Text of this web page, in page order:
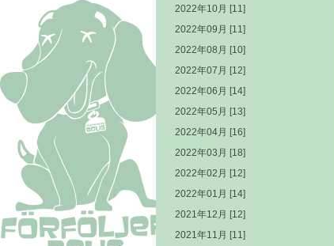
2022年10月 [11]
2022年09月 [11]
2022年08月 [10]
2022年07月 [12]
2022年06月 [14]
2022年05月 [13]
2022年04月 [16]
2022年03月 [18]
2022年02月 [12]
2022年01月 [14]
2021年12月 [12]
2021年11月 [11]